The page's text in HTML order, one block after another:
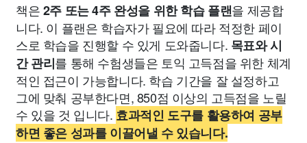
책은2주 또는 4주 완성을 위한 학습 플랜을 제공합
니다. 이 플랜은 학습자가 필요에 따라 적정한 페이
스로 학습을 진행할 수 있게 도와줍니다. 목표와 시
간 관리를 통해 수험생들은 토익 고득점을 위한 체계
적인 접근이 가능합니다. 학습 기간을 잘 설정하고
그에 맞춰 공부한다면, 850점 이상의 고득점을 노릴
수 있을 것 입니다. 효과적인 도구를 활용하여 공부
하면 좋은 성과를 이끌어낼 수 있습니다.